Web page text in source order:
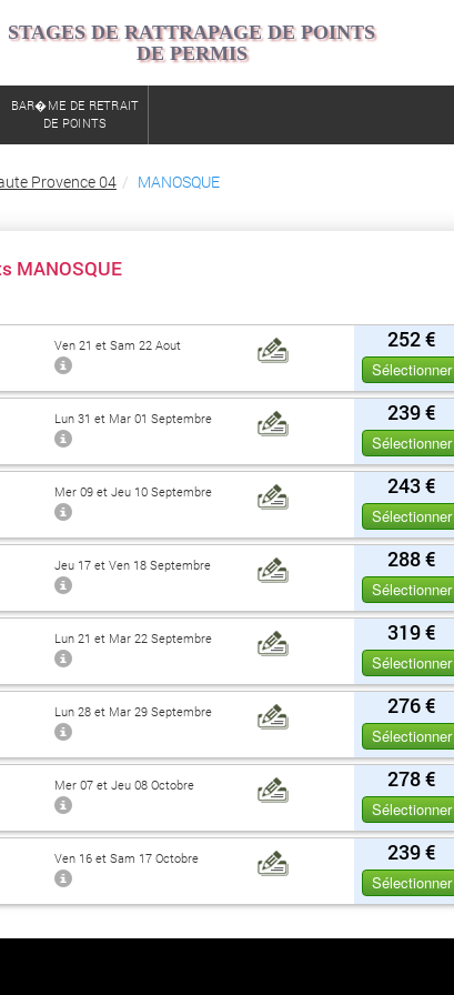
STAGES DE RATTRAPAGE DE POINTS
DE PERMIS
BAR�ME DE RETRAIT
DE POINTS
Provence 04 MANOSQUE
MANOSQUE
252 €
Sélectionner
Ven 21 et Sam 22 Aout
239 €
Sélectionner
Lun 31 et Mar 01 Septembre
243 €
Sélectionner
Mer 09 et Jeu 10 Septembre
288 €
Sélectionner
Jeu 17 et Ven 18 Septembre
319 €
Sélectionner
Lun 21 et Mar 22 Septembre
276 €
Sélectionner
Lun 28 et Mar 29 Septembre
278 €
Sélectionner
Mer 07 et Jeu 08 Octobre
239 €
Sélectionner
Ven 16 et Sam 17 Octobre